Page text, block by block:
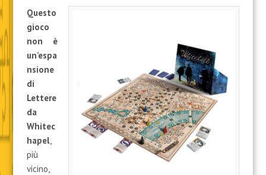
Questo
gioco
non è
un’espa
nsione
di
Lettere
da
Whitec
hapel,
più
vicino,